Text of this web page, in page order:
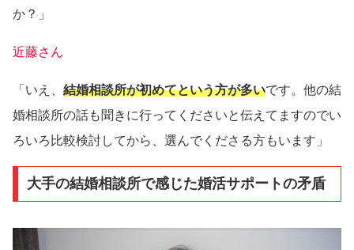
か？」
近藤さん
「いえ、 結婚相談所が初めてという方が多いです。他の結
婚相談所の話も聞きに行ってくださいと伝えてますのでい
ろいろ比較検討してから、選んでくださる方もいます」
大手の結婚相談所で感じた婚活サポートの矛盾